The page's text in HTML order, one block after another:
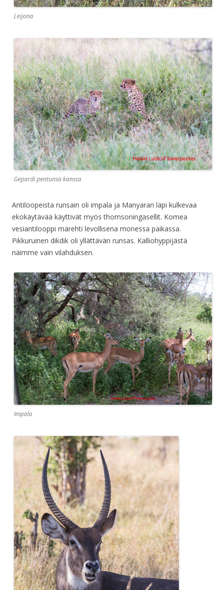
Leijona
Gepardi pentunsa kanssa
Antiloopeista runsain oli impala ja Manyaran läpi kulkevaa
ekokäytävää käyttivät myös thomsoningasellit. Komea
vesiantilooppi märehti levollisena monessa paikassa.
Pikkuruinen dikdik oli yllättävän runsas. Kalliohyppijästä
näimme vain vilahduksen.
Impala